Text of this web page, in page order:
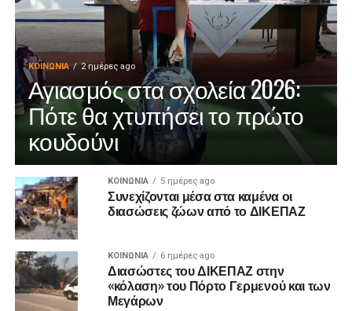
ΚΟΙΝΩΝΊΑ 2 ημέρες ago
Αγιασμός στα σχολεία 2026:
Πότε θα χτυπήσει το πρώτο
κουδούνι
ΚΟΙΝΩΝΊΑ 5 ημέρες ago
Συνεχίζονται μέσα στα καμένα οι
διασώσεις ζώων από το ΔΙΚΕΠΑΖ
ΚΟΙΝΩΝΊΑ 6 ημέρες ago
Διασώστες του ΔΙΚΕΠΑΖ στην
«κόλαση» του Πόρτο Γερμενού και των
Μεγάρων